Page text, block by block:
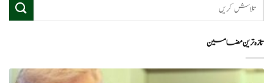
تازہ ترین مضامین